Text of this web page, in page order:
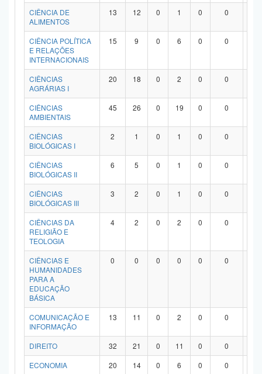
CIÊNCIA DE
ALIMENTOS
13 12 0 1 0 0
CIÊNCIA POLÍTICA
E RELAÇÕES
INTERNACIONAIS
15 9 0 6 0 0
CIÊNCIAS
AGRÁRIAS I
20 18 0 2 0 0
CIÊNCIAS
AMBIENTAIS
45 26 0 19 0 0
CIÊNCIAS
BIOLÓGICAS I
2 1 0 1 0 0
CIÊNCIAS
BIOLÓGICAS II
6 5 0 1 0 0
CIÊNCIAS
BIOLÓGICAS III
3 2 0 1 0 0
CIÊNCIAS DA
RELIGIÃO E
TEOLOGIA
4 2 0 2 0 0
CIÊNCIAS E
HUMANIDADES
PARA A
EDUCAÇÃO
BÁSICA
0 0 0 0 0 0
COMUNICAÇÃO E
INFORMAÇÃO
13 11 0 2 0 0
DIREITO 32 21 0 11 0 0
ECONOMIA
20 14 0 6 0 0